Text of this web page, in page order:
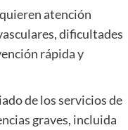
atención
dificultades
rápida y
de los servicios de
graves, incluida